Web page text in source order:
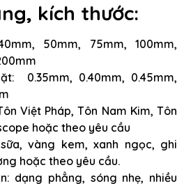
kích thước:
50mm, 75mm, 100mm,
0.35mm, 0.40mm, 0.45mm,
Việt Pháp, Tôn Nam Kim, Tôn
hoặc theo yêu cầu
vàng kem, xanh ngọc, ghi
hoặc theo yêu cầu.
dạng phẳng, sóng nhẹ, nhiều